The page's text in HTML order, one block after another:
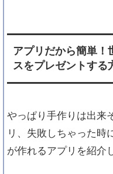
アプリだから簡単！
スをプレゼントする
やっぱり手作りは出来
リ、失敗しちゃった時
が作れるアプリを紹介